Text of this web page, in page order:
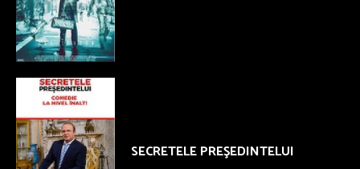
SECRETELE PREŞEDINTELUI